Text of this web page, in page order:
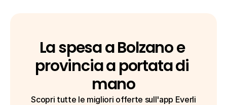
La spesa a Bolzano e
provincia a portata di
mano
Scopri tutte le migliori offerte sull'app Everli